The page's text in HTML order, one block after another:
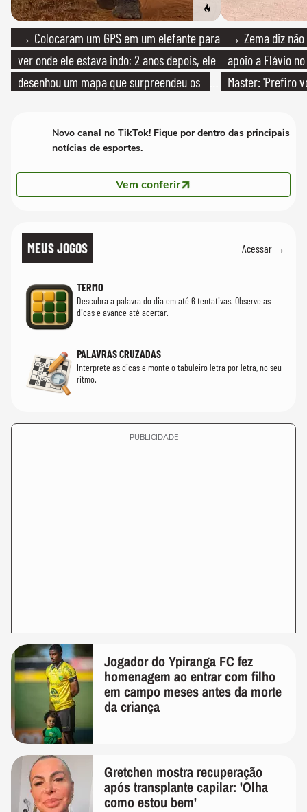
→ Colocaram um GPS em um elefante para
ver onde ele estava indo; 2 anos depois, ele
desenhou um mapa que surpreendeu os
→ Zema diz
apoio a Flávio
Master: 'Prefiro
Novo canal no TikTok! Fique por dentro das principais
notícias de esportes.
Vem conferir
MEUS JOGOS Acessar →
TERMO
Descubra a palavra do dia em até 6 tentativas. Observe as
dicas e avance até acertar.
PALAVRAS CRUZADAS
Interprete as dicas e monte o tabuleiro letra por letra, no seu
ritmo.
PUBLICIDADE
Jogador do Ypiranga FC fez
homenagem ao entrar com filho
em campo meses antes da morte
da criança
Gretchen mostra recuperação
após transplante capilar: 'Olha
como estou bem'